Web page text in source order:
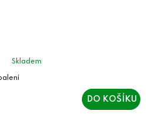
Skladem
DO KOŠÍKU